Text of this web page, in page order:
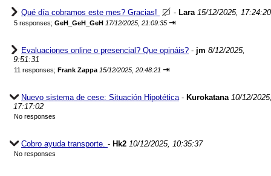
Qué día cobramos este mes? Gracias! - Lara 15/12/2025, 17:24:20
5 responses; GeH_GeH_GeH 17/12/2025, 21:09:35 ⇥
Evaluaciones online o presencial? Que opináis? - jm 8/12/2025,
9:51:31
11 responses; Frank Zappa 15/12/2025, 20:48:21 ⇥
Nuevo sistema de cese: Situación Hipotética- Kurokatana 10/12/
17:17:02
No responses
Cobro ayuda transporte. - Hk2 10/12/2025, 10:35:37
No responses